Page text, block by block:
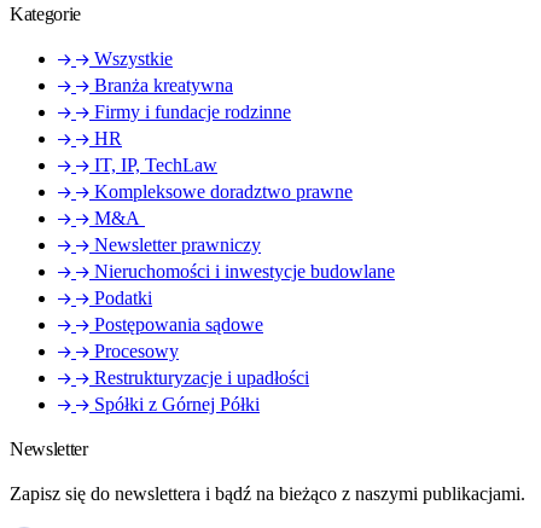
Kategorie
Wszystkie
Branża kreatywna
Firmy i fundacje rodzinne
HR
IT, IP, TechLaw
Kompleksowe doradztwo prawne
M&A
Newsletter prawniczy
Nieruchomości i inwestycje budowlane
Podatki
Postępowania sądowe
Procesowy
Restrukturyzacje i upadłości
Spółki z Górnej Półki
Newsletter
Zapisz się do newslettera i bądź na bieżąco z naszymi publikacjami.